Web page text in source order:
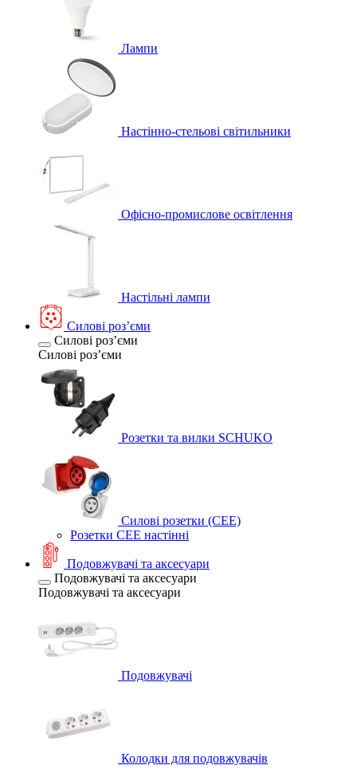
Лампи
Настінно-стельові світильники
Офісно-промислове освітлення
Настільні лампи
Силові розʼєми
Силові розʼєми
Силові розʼєми
Розетки та вилки SCHUKO
Силові розетки (CEE)
Розетки CEE настінні
Подовжувачі та аксесуари
Подовжувачі та аксесуари
Подовжувачі та аксесуари
Подовжувачі
Колодки для подовжувачів